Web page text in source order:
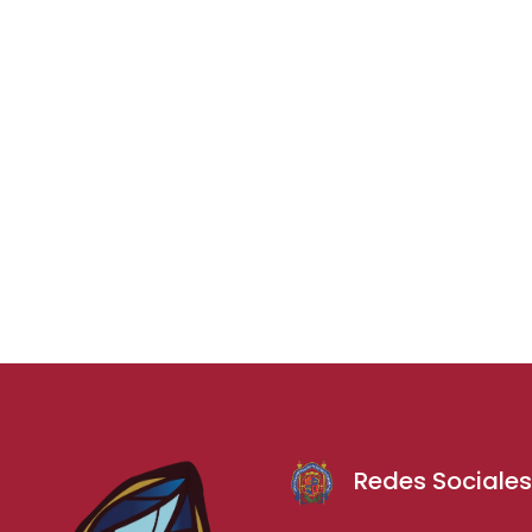
Redes Sociales